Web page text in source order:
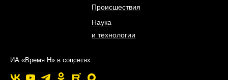
Происшествия
Наука
и технологии
ИА «Время Н» в соцсетях